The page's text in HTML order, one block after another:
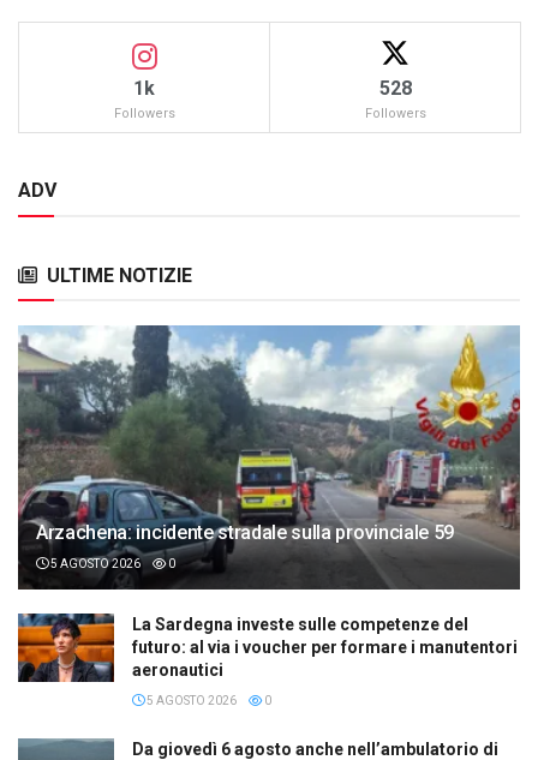
1k
Followers
528
Followers
ADV
ULTIME NOTIZIE
Arzachena: incidente stradale sulla provinciale 59
5 AGOSTO 2026 0
La Sardegna investe sulle competenze del
futuro: al via i voucher per formare i manutentori
aeronautici
5 AGOSTO 2026 0
Da giovedì 6 agosto anche nell’ambulatorio di